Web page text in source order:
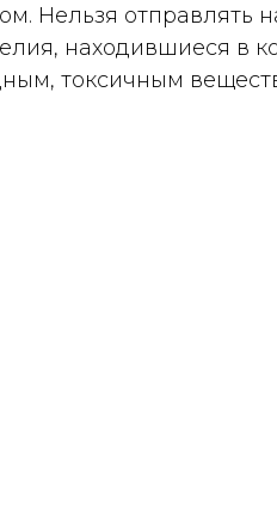
Нельзя отправлять
находившиеся в
токсичным